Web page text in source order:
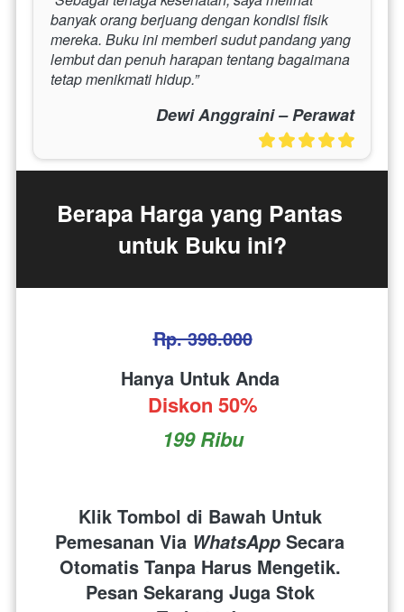
banyak orang berjuang dengan kondisi fisik
mereka. Buku ini memberi sudut pandang yang
lembut dan penuh harapan tentang bagaimana
tetap menikmati hidup.”
Dewi Anggraini – Perawat
Berapa Harga yang Pantas
untuk Buku ini?
Rp. 398.000
Hanya Untuk Anda
Diskon 50%
199 Ribu
Klik Tombol di Bawah Untuk
Pemesanan Via WhatsApp Secara
Otomatis Tanpa Harus Mengetik.
Pesan Sekarang Juga Stok